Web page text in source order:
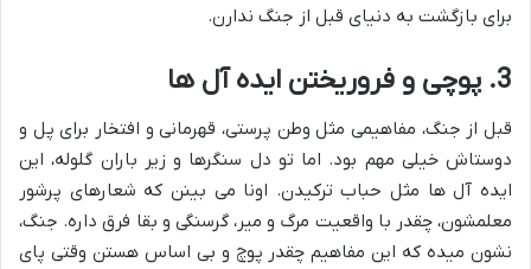
برای بازگشت به دنیای قبل از جنگ ندارن.
3. پوچی و فروریختن ایده آل ها
قبل از جنگ، مفاهیمی مثل وطن پرستی، قهرمانی و افتخار برای پل و
دوستاش خیلی مهم بود. اما تو دل سنگرها و زیر باران گلوله، این
ایده آل ها مثل حباب ترکیدن. اونا می بینن که شعارهای پرشور
معلمشون، چقدر با واقعیت مرگ و میر، گرسنگی و بقا فرق داره. جنگ،
نشون میده که این مفاهیم چقدر پوچ و بی اساس هستن وقتی پای